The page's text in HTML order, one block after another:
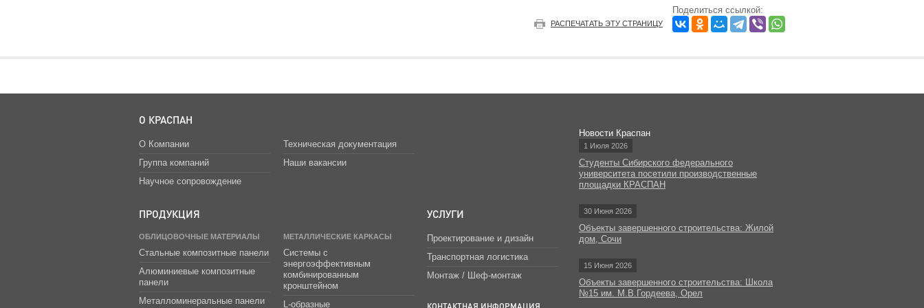
РАСПЕЧАТАТЬ ЭТУ СТРАНИЦУ
Поделиться ссылкой:
О КРАСПАН
О Компании
Группа компаний
Научное сопровождение
Техническая документация
Наши вакансии
ПРОДУКЦИЯ
ОБЛИЦОВОЧНЫЕ МАТЕРИАЛЫ
Стальные композитные панели
Алюминиевые композитные
панели
Металломинеральные панели
МЕТАЛЛИЧЕСКИЕ КАРКАСЫ
Системы с
энергоэффективным
комбинированным
кронштейном
L-образные
УСЛУГИ
Проектирование и дизайн
Транспортная логистика
Монтаж / Шеф-монтаж
Новости Краспан
1 Июля 2026
Студенты Сибирского федерального
университета посетили производственные
площадки КРАСПАН
30 Июня 2026
Объекты завершенного строительства: Жилой
дом, Сочи
15 Июня 2026
Объекты завершенного строительства: Школа
№15 им. М.В.Гордеева, Орел